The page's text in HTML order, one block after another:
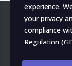
experience.
your privacy
compliance
Regulation